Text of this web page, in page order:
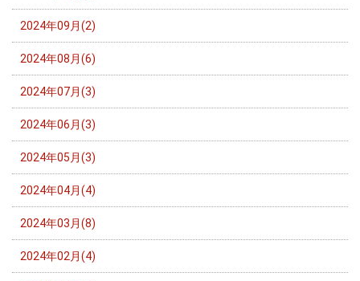
2024年09月(2)
2024年08月(6)
2024年07月(3)
2024年06月(3)
2024年05月(3)
2024年04月(4)
2024年03月(8)
2024年02月(4)